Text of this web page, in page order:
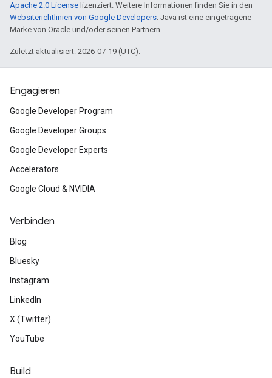
Apache 2.0 License lizenziert. Weitere Informationen finden Sie in den
Websiterichtlinien von Google Developers. Java ist eine eingetragene
Marke von Oracle und/oder seinen Partnern.
Zuletzt aktualisiert: 2026-07-19 (UTC).
Engagieren
Google Developer Program
Google Developer Groups
Google Developer Experts
Accelerators
Google Cloud & NVIDIA
Verbinden
Blog
Bluesky
Instagram
LinkedIn
X (Twitter)
YouTube
Build